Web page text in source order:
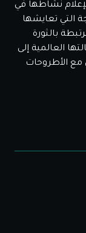
نشاطها في
التي تعايشها
بالثورة
العالمية إلى
مع الأطروحات